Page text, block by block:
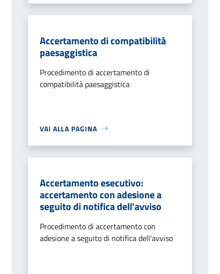
Accertamento di compatibilità
paesaggistica
Procedimento di accertamento di
compatibilità paesaggistica
VAI ALLA PAGINA
Accertamento esecutivo:
accertamento con adesione a
seguito di notifica dell'avviso
Procedimento di accertamento con
adesione a seguito di notifica dell'avviso